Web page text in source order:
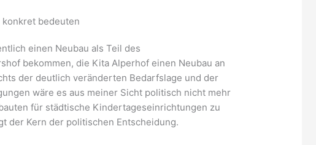
bedeuten
einen Neubau als Teil des
bekommen, die Kita Alperhof einen Neubau an
der deutlich veränderten Bedarfslage und der
wäre es aus meiner Sicht politisch nicht mehr
für städtische Kindertageseinrichtungen zu
der Kern der politischen Entscheidung.